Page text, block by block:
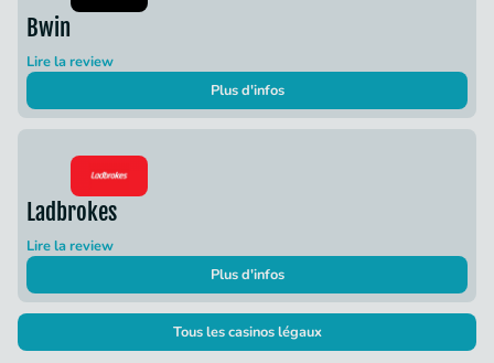
Bwin
Lire la review
Plus d'infos
Ladbrokes
Lire la review
Plus d'infos
Tous les casinos légaux